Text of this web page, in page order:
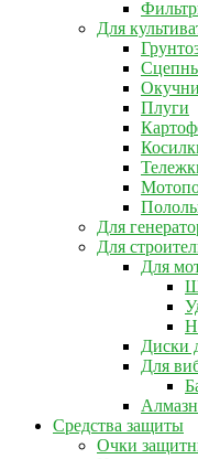
Для
Плуги
Для
Для
Для
Диски
Для
Средства защиты
Очки